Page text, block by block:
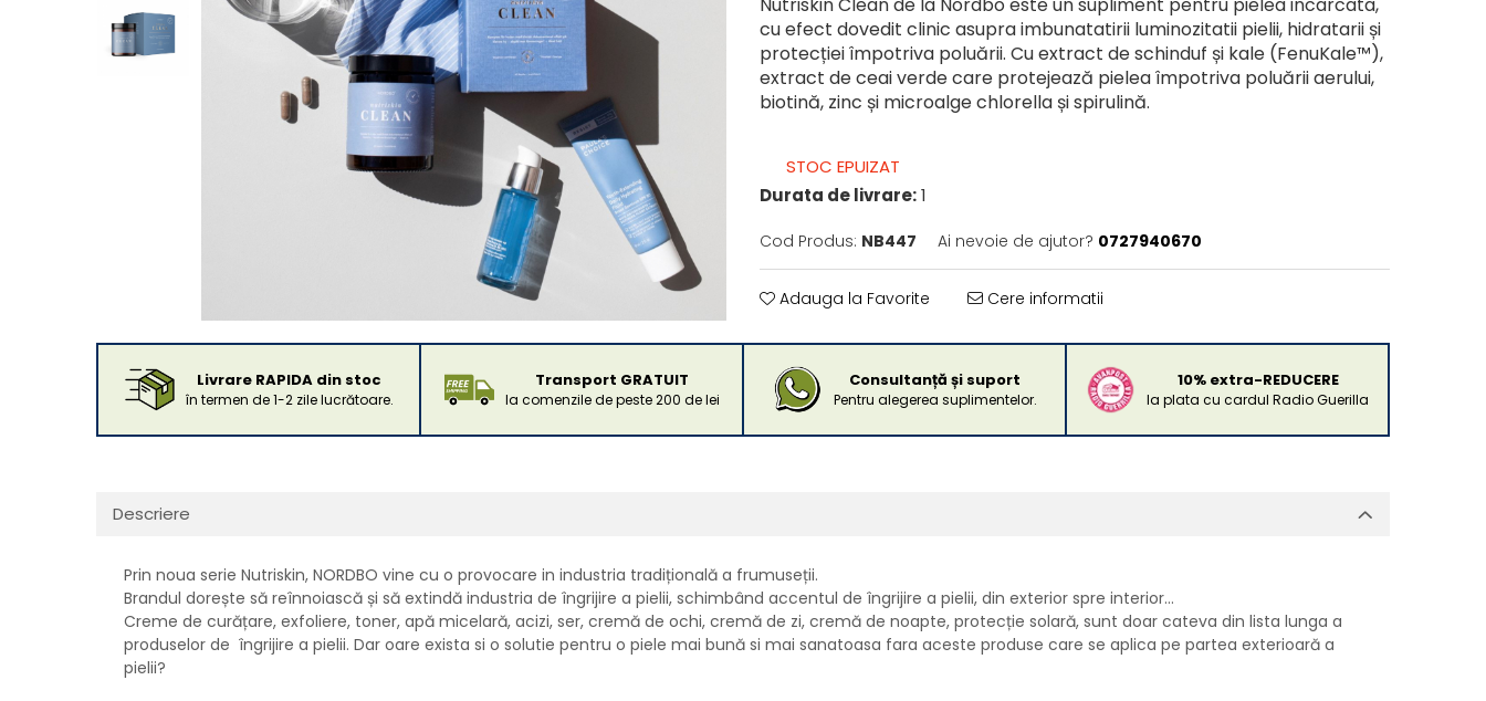
cu efect dovedit clinic asupra imbunatatirii luminozitatii pielii, hidratarii și
protecției împotriva poluării. Cu extract de schinduf și kale (FenuKale™),
extract de ceai verde care protejează pielea împotriva poluării aerului,
biotină, zinc și microalge chlorella și spirulină.
STOC EPUIZAT
Durata de livrare:1
Cod Produs: NB447 Ai nevoie de ajutor? 0727940670
Adauga la Favorite Cere informatii
Livrare RAPIDA din stoc
în termen de 1-2 zile lucrătoare.
Transport GRATUIT
la comenzile de peste 200 de lei
Consultanță și suport
Pentru alegerea suplimentelor.
10% extra-REDUCERE
la plata cu cardul Radio Guerilla
Descriere
Prin noua serie Nutriskin, NORDBO vine cu o provocare in industria tradițională a frumuseții.
Brandul dorește să reînnoiască și să extindă industria de îngrijire a pielii, schimbând accentul de îngrijire a pielii, din exterior spre interior...
Creme de curățare, exfoliere, toner, apă micelară, acizi, ser, cremă de ochi, cremă de zi, cremă de noapte, protecție solară, sunt doar cateva din lista lunga a
produselor de îngrijire a pielii. Dar oare exista si o solutie pentru o piele mai bună si mai sanatoasa fara aceste produse care se aplica pe partea exterioară a
pielii?